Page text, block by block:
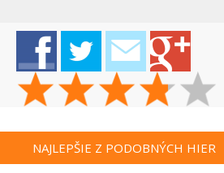
NAJLEPŠIE Z PODOBNÝCH HIER